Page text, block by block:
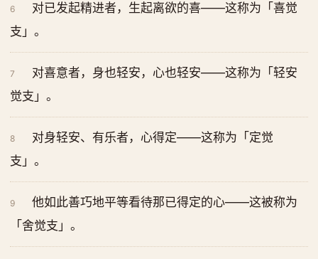
6
对已发起精进者，生起离欲的喜——这称为「喜觉
支」。
7
对喜意者，身也轻安，心也轻安——这称为「轻安
觉支」。
8
对身轻安、有乐者，心得定——这称为「定觉
支」。
9
他如此善巧地平等看待那已得定的心——这被称为
「舍觉支」。